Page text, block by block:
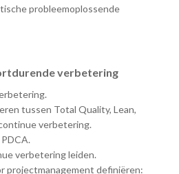
probleemoplossende
verbetering
tussen Total Quality, Lean,
verbetering.
verbetering leiden.
projectmanagement definiëren: